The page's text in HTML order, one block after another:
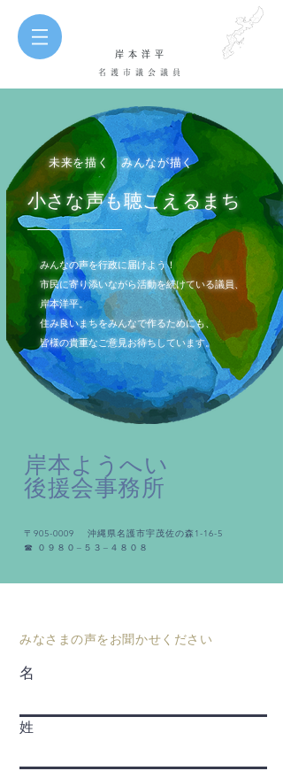
岸本洋平
名護市議会議員
未来を描く みんなが描く
小さな声も聴こえるまち
みんなの声を行政に届けよう！
市民に寄り添いながら活動を続けている議員、
岸本洋平。
住み良いまちをみんなで作るためにも、
皆様の貴重なご意見お待ちしています。
岸本ようへい
後援会事務所
〒905-0009 沖縄県名護市宇茂佐の森1-16-5
​☎︎ ０９８０−５３−４８０８
みなさまの声をお聞かせください
名
姓